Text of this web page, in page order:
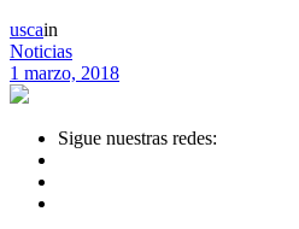
uscain
Noticias
1 marzo, 2018
Sigue nuestras redes: